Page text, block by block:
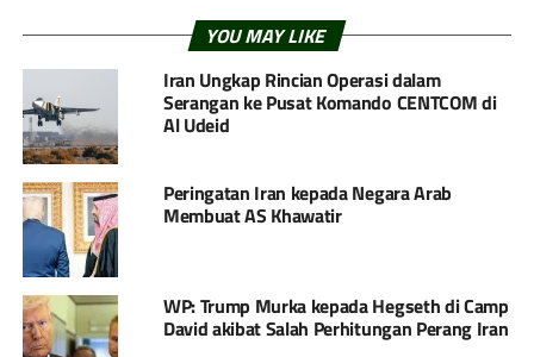
YOU MAY LIKE
Iran Ungkap Rincian Operasi dalam
Serangan ke Pusat Komando CENTCOM di
Al Udeid
Peringatan Iran kepada Negara Arab
Membuat AS Khawatir
WP: Trump Murka kepada Hegseth di Camp
David akibat Salah Perhitungan Perang Iran